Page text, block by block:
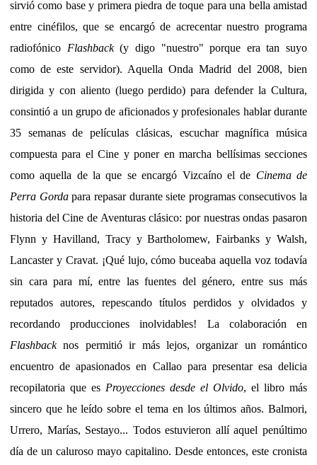
sirvió como base y primera piedra de toque para una bella amistad
entre cinéfilos, que se encargó de acrecentar nuestro programa
radiofónico Flashback(y digo "nuestro" porque era tan suyo
como de este servidor). Aquella Onda Madrid del 2008, bien
dirigida y con aliento (luego perdido) para defender la Cultura,
consintió a un grupo de aficionados y profesionales hablar durante
35 semanas de películas clásicas, escuchar magnífica música
compuesta para el Cine y poner en marcha bellísimas secciones
como aquella de la que se encargó Vizcaíno el de Cinema de
Perra Gordapara repasar durante siete programas consecutivos la
historia del Cine de Aventuras clásico: por nuestras ondas pasaron
Flynn y Havilland, Tracy y Bartholomew, Fairbanks y Walsh,
Lancaster y Cravat. ¡Qué lujo, cómo buceaba aquella voz todavía
sin cara para mí, entre las fuentes del género, entre sus más
reputados autores, repescando títulos perdidos y olvidados y
recordando producciones inolvidables! La colaboración en
Flashbacknos permitió ir más lejos, organizar un romántico
encuentro de apasionados en Callao para presentar esa delicia
recopilatoria que es Proyecciones desde el Olvido, el libro más
sincero que he leído sobre el tema en los últimos años. Balmori,
Urrero, Marías, Sestayo... Todos estuvieron allí aquel penúltimo
día de un caluroso mayo capitalino. Desde entonces, este cronista